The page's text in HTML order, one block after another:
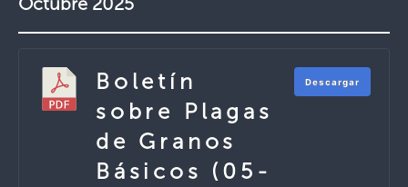
Boletín
sobre Plagas
de Granos
Básicos (05-
Descargar